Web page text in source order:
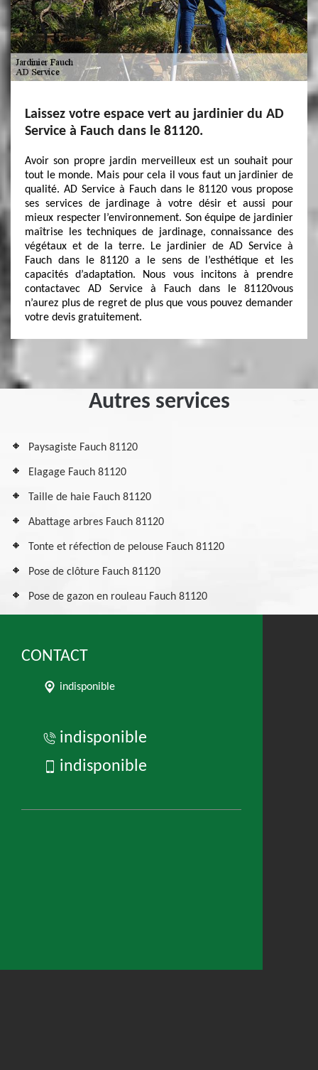
Laissez votre espace vert au jardinier du AD
Service à Fauch dans le 81120.
Avoir son propre jardin merveilleux est un souhait pour
tout le monde. Mais pour cela il vous faut un jardinier de
qualité. AD Service à Fauch dans le 81120 vous propose
ses services de jardinage à votre désir et aussi pour
mieux respecter l’environnement. Son équipe de jardinier
maîtrise les techniques de jardinage, connaissance des
végétaux et de la terre. Le jardinier de AD Service à
Fauch dans le 81120 a le sens de l’esthétique et les
capacités d’adaptation. Nous vous incitons à prendre
contactavec AD Service à Fauch dans le 81120vous
n’aurez plus de regret de plus que vous pouvez demander
votre devis gratuitement.
Autres services
Paysagiste Fauch 81120
Elagage Fauch 81120
Taille de haie Fauch 81120
Abattage arbres Fauch 81120
Tonte et réfection de pelouse Fauch 81120
Pose de clôture Fauch 81120
Pose de gazon en rouleau Fauch 81120
CONTACT
indisponible
indisponible
indisponible